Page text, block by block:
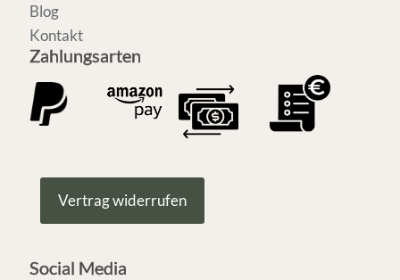
Blog
Kontakt
Zahlungsarten
Vertrag widerrufen
Social Media